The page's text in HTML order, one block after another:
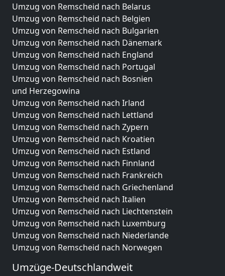
Umzug von Remscheid nach Belarus
Umzug von Remscheid nach Belgien
Umzug von Remscheid nach Bulgarien
Umzug von Remscheid nach Dänemark
Umzug von Remscheid nach England
Umzug von Remscheid nach Portugal
Umzug von Remscheid nach Bosnien
und Herzegowina
Umzug von Remscheid nach Irland
Umzug von Remscheid nach Lettland
Umzug von Remscheid nach Zypern
Umzug von Remscheid nach Kroatien
Umzug von Remscheid nach Estland
Umzug von Remscheid nach Finnland
Umzug von Remscheid nach Frankreich
Umzug von Remscheid nach Griechenland
Umzug von Remscheid nach Italien
Umzug von Remscheid nach Liechtenstein
Umzug von Remscheid nach Luxemburg
Umzug von Remscheid nach Niederlande
Umzug von Remscheid nach Norwegen
Umzüge-Deutschlandweit